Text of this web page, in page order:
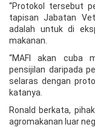
“Protokol tersebut
tapisan Jabatan
adalah untuk di
makanan.
“MAFI akan cuba
pensijilan daripada
selaras dengan
katanya.
Ronald berkata,
agromakanan luar